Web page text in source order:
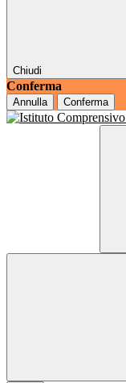
Chiudi
Conferma
Annulla Conferma